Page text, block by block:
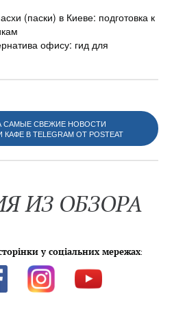
(паски) в Киеве: подготовка к
офису: гид для
САМЫЕ СВЕЖИЕ НОВОСТИ
В TELEGRAM ОТ POSTEAT
ИЗ ОБЗОРА
у соціальних мережах: